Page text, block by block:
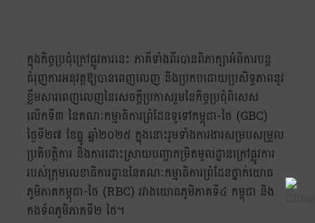
ក្នុងកិច្ចប្រជុំក្រៅផ្លូវការនេះ ភាគីទាំងពីរបានពិភាក្សាអំពីការបន្ត
ជំរុញការអនុវត្តឱ្យបានពេញលេញ និងប្រកបដោយប្រសិទ្ធភាពនូវ
ខ្លឹមសារពេញលេញនៃសេចក្តីប្រកាសរួមនៃកិច្ចប្រជុំពិសេស
លើកទី៣ នៃគណៈកម្មាធិការព្រំដែនទូទៅកម្ពុជា-ថៃ (GBC)
ថ្ងៃទី២៧ ខែធ្នូ ឆ្នាំ២០២៥ ក្នុងនោះរួមទាំងការងារសម្របសម្រួល
ប្រតិបត្តិការ និងការដោះស្រាយបញ្ហាកម្រិតមូលដ្ឋានក្រៅផ្លូវការ
របស់ក្រុមលេខាធិការដ្ឋាននៃគណៈកម្មាធិការព្រំដែនថ្នាក់យោធ
ភូមិភាគកម្ពុជា-ថៃ (RBC) រវាងយោធភូមិភាគទី៤ កម្ពុជា និង
កងទ័ពភូមិភាគទី២ ថៃ។